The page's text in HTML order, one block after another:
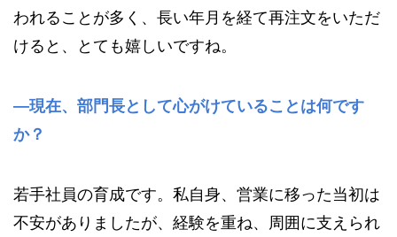
われることが多く、長い年月を経て再注文をいただ
けると、とても嬉しいですね。
—現在、部門長として心がけていることは何です
か？
若手社員の育成です。私自身、営業に移った当初は
不安がありましたが、経験を重ね、周囲に支えられ